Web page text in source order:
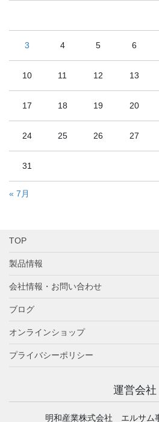
3 4 5 6
10 11 12 13
17 18 19 20
24 25 26 27
31
« 7月
TOP
製品情報
会社情報・お問い合わせ
ブログ
オンラインショップ
プライバシーポリシー
運営会社
明和産業株式会社 エルサム